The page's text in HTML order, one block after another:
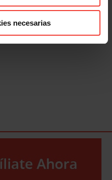
necesariasenfermo y esconde